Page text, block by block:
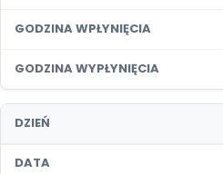
GODZINA WPŁYNIĘCIA
GODZINA WYPŁYNIĘCIA
DZIEŃ
DATA